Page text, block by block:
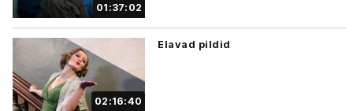
01:37:02
02:16:40
Elavad pildid